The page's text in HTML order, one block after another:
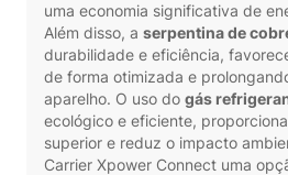
uma economia significativa de
Além disso, a serpentina de
durabilidade e eficiência,
de forma otimizada e
aparelho. O uso do gás
ecológico e eficiente,
superior e reduz o impacto
Carrier Xpower Connect uma